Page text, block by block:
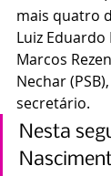
mais quatro
Luiz Eduardo
Marcos
Nechar
secretário.
Nesta